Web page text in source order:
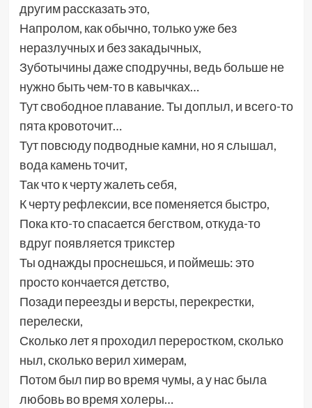
другим рассказать это,
Напролом, как обычно, только уже без
неразлучных и без закадычных,
Зуботычины даже сподручны, ведь больше не
нужно быть чем-то в кавычках…
Тут свободное плавание. Ты доплыл, и всего-то
пята кровоточит…
Тут повсюду подводные камни, но я слышал,
вода камень точит,
Так что к черту жалеть себя,
К черту рефлексии, все поменяется быстро,
Пока кто-то спасается бегством, откуда-то
вдруг появляется трикстер
Ты однажды проснешься, и поймешь: это
просто кончается детство,
Позади переезды и версты, перекрестки,
перелески,
Сколько лет я проходил переростком, сколько
ныл, сколько верил химерам,
Потом был пир во время чумы, а у нас была
любовь во время холеры…